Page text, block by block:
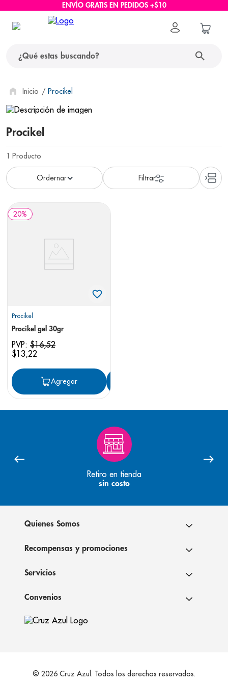
ENVÍO GRATIS EN PEDIDOS +$10
Procikel
Procikel
1 Producto
20%
Procikel
Procikel gel 30gr
PVP: $16,52
$13,22
Agregar
Retiro en tienda
sin costo
Quienes Somos
Recompensas y promociones
Servicios
Convenios
© 2026 Cruz Azul. Todos los derechos reservados.
términos más buscados
1. protector solar
2. pañales
3
4. cerave
6. bioderma
7.
desodorante
pediasure